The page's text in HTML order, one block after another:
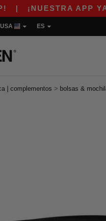
¡NUESTRA APP YA
USA ES
| complementos > bolsas &